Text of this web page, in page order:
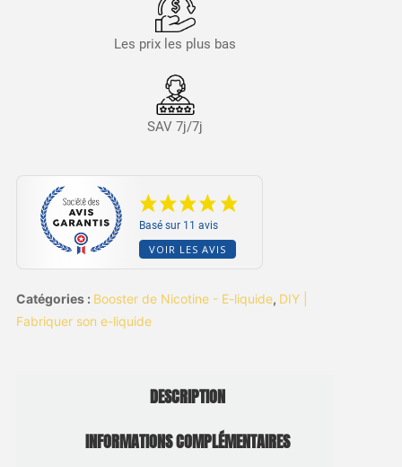
Les prix les plus bas
SAV 7j/7j
Basé sur 11 avis
VOIR LES AVIS
Catégories : Booster de Nicotine - E-liquide, DIY |
Fabriquer son e-liquide
DESCRIPTION
INFORMATIONS COMPLÉMENTAIRES